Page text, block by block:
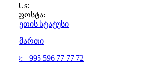
Call Us:
ელ.ფოსტა:
შეკვეთის სტატუსი
მისამართი
ტელ: +995 596 77 77 72